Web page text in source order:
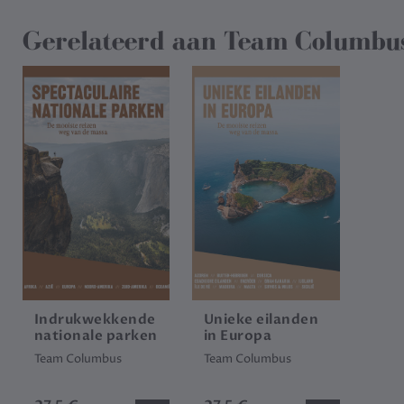
Gerelateerd aan Team
Indrukwekkende
nationale parken
Team Columbus
Unieke eilanden
in Europa
Team Columbus